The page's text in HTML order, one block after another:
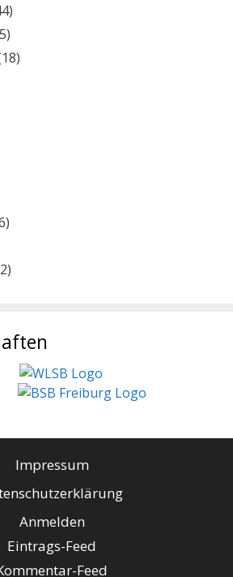
Impressum
Anmelden
Eintrags-Feed
Feed